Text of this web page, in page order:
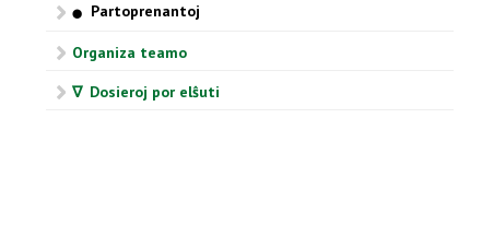
⬤ Partoprenantoj
Organiza teamo
∇ Dosieroj por elŝuti